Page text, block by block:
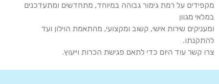
מקפידים על רמת גימור גבוהה במיוחד, מתחדשים ומתעדכנים
במלאי מגוון
ומעניקים שירות אישי, קשוב ומקצועי, מהתאמת הוילון ועד
להתקנתו.
צרו קשר עוד היום כדי לתאם פגישת הכרות וייעוץ.